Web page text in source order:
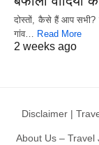
दोस्तों, कैसे हैं आप
गांव… Read More
2 weeks ago
Disclaimer |
About Us – Travel